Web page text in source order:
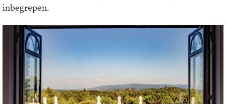
inbegrepen.